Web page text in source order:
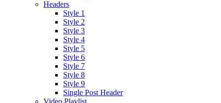
Headers
Style 1
Style 2
Style 3
Style 4
Style 5
Style 6
Style 7
Style 8
Style 9
Single Post Header
Video Playlist